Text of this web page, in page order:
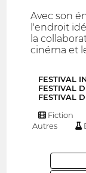
Avec son
l'endroit
la
cinéma et
FESTIVAL
FESTIVAL
FESTIVAL
Fiction
Autres